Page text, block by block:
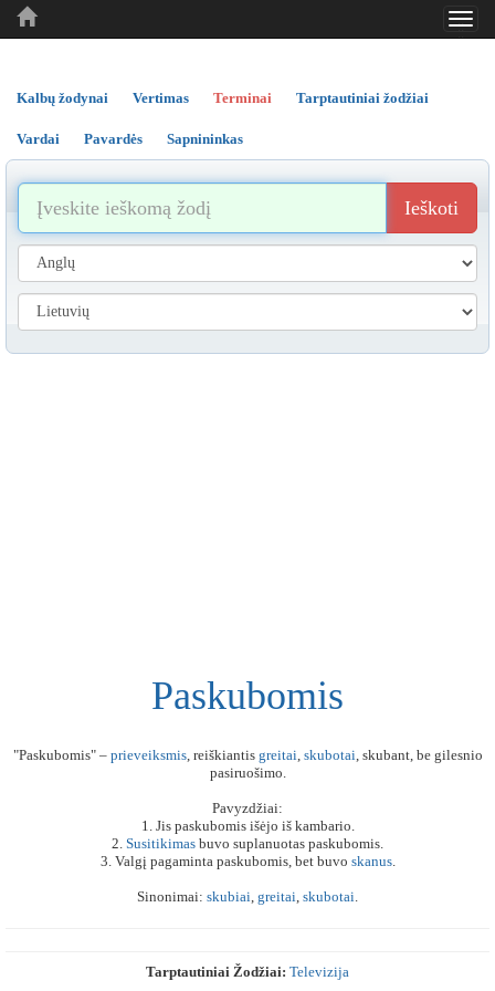
..
..
Kalbų žodynai Vertimas Terminai Tarptautiniai žodžiai
Vardai Pavardės Sapnininkas
Ieškoti
Paskubomis
"Paskubomis" – prieveiksmis, reiškiantis greitai, skubotai, skubant, be gilesnio
pasiruošimo.
Pavyzdžiai:
1. Jis paskubomis išėjo iš kambario.
2. Susitikimas buvo suplanuotas paskubomis.
3. Valgį pagaminta paskubomis, bet buvo skanus.
Sinonimai: skubiai, greitai, skubotai.
Tarptautiniai Žodžiai: Televizija